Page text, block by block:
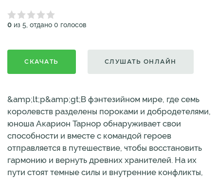
0 из 5, отдано 0 голосов
СКАЧАТЬ СЛУШАТЬ ОНЛАЙН
&amp;lt;p&amp;gt;В фэнтезийном мире, где семь
королевств разделены пороками и добродетелями,
юноша Акарион Тарнор обнаруживает свои
способности и вместе с командой героев
отправляется в путешествие, чтобы восстановить
гармонию и вернуть древних хранителей. На их
пути стоят темные силы и внутренние конфликты,